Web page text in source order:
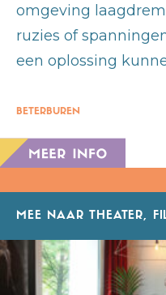
omgeving
ruzies of
een oplossing
BETERBUREN
MEE NAAR THEATER,